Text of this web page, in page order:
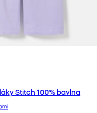
Stitch 100% bavlna